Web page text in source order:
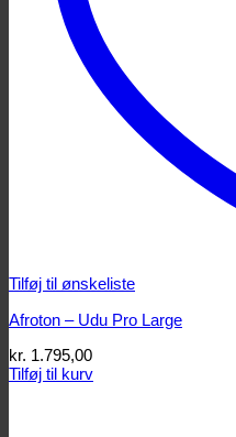
Tilføj til ønskeliste
Afroton – Udu Pro Large
kr. 1.795,00
Tilføj til kurv